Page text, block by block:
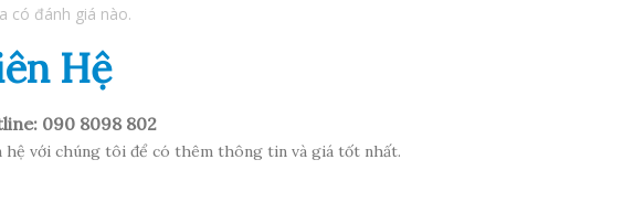
có đánh giá nào.
Hệ
090 8098 802
hệ với chúng tôi để có thêm thông tin và giá tốt nhất.